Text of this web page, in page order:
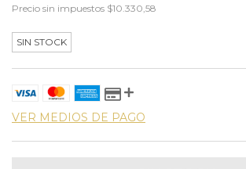
Precio sin impuestos $10.330,58
SIN STOCK
VER MEDIOS DE PAGO